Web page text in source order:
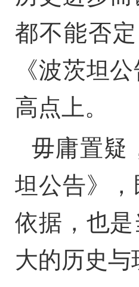
都不能否
《波茨坦
高点上。
毋庸置疑
坦公告》
依据，也
大的历史与